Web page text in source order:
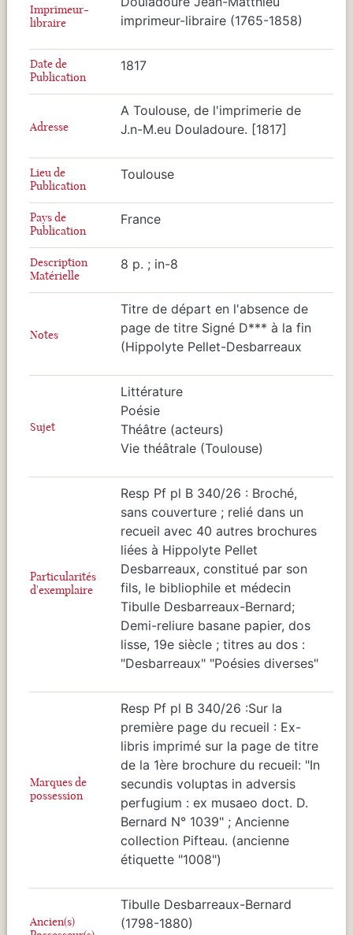
Imprimeur-
libraire
imprimeur-libraire (1765-1858)
Date de
Publication
1817
Adresse
A Toulouse, de l'imprimerie de
J.n-M.eu Douladoure. [1817]
Lieu de
Publication
Toulouse
Pays de
Publication
France
Description
Matérielle
8 p. ; in-8
Notes
Titre de départ en l'absence de
page de titre Signé D*** à la fin
(Hippolyte Pellet-Desbarreaux
Sujet
Littérature
Poésie
Théâtre (acteurs)
Vie théâtrale (Toulouse)
Particularités
d'exemplaire
Resp Pf pl B 340/26 : Broché,
sans couverture ; relié dans un
recueil avec 40 autres brochures
liées à Hippolyte Pellet
Desbarreaux, constitué par son
fils, le bibliophile et médecin
Tibulle Desbarreaux-Bernard;
Demi-reliure basane papier, dos
lisse, 19e siècle ; titres au dos :
"Desbarreaux" "Poésies diverses"
Marques de
possession
Resp Pf pl B 340/26 :Sur la
première page du recueil : Ex-
libris imprimé sur la page de titre
de la 1ère brochure du recueil: "In
secundis voluptas in adversis
perfugium : ex musaeo doct. D.
Bernard N° 1039" ; Ancienne
collection Pifteau. (ancienne
étiquette "1008")
Ancien(s)
Tibulle Desbarreaux-Bernard
(1798-1880)